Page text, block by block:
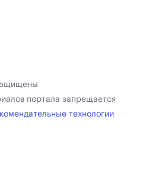
портала запрещается
технологии